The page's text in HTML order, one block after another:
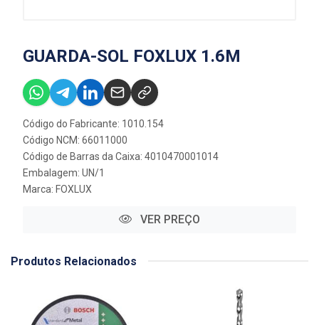
GUARDA-SOL FOXLUX 1.6M
Código do Fabricante: 1010.154
Código NCM: 66011000
Código de Barras da Caixa: 4010470001014
Embalagem: UN/1
Marca: FOXLUX
VER PREÇO
Produtos Relacionados